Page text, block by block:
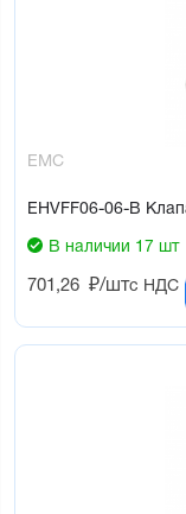
EMC
EHVFF06-06-B
В наличии 17 шт
701,26 ₽/штс НДС